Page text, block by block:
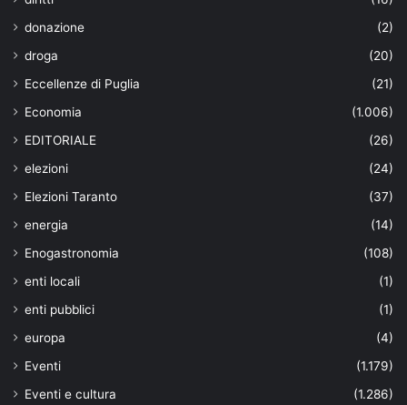
donazione
(2)
droga
(20)
Eccellenze di Puglia
(21)
Economia
(1.006)
EDITORIALE
(26)
elezioni
(24)
Elezioni Taranto
(37)
energia
(14)
Enogastronomia
(108)
enti locali
(1)
enti pubblici
(1)
europa
(4)
Eventi
(1.179)
Eventi e cultura
(1.286)